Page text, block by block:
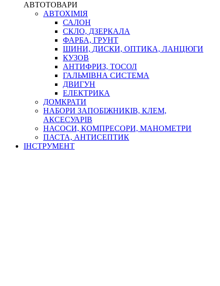
АВТОТОВАРИ
АВТОХІМІЯ
САЛОН
СКЛО, ДЗЕРКАЛА
ФАРБА, ГРУНТ
ШИНИ, ДИСКИ, ОПТИКА, ЛАНЦЮГИ
КУЗОВ
АНТИФРИЗ, ТОСОЛ
ГАЛЬМІВНА СИСТЕМА
ДВИГУН
ЕЛЕКТРИКА
ДОМКРАТИ
НАБОРИ ЗАПОБІЖНИКІВ, КЛЕМ,
АКСЕСУАРІВ
НАСОСИ, КОМПРЕСОРИ, МАНОМЕТРИ
ПАСТА, АНТИСЕПТИК
ІНСТРУМЕНТ